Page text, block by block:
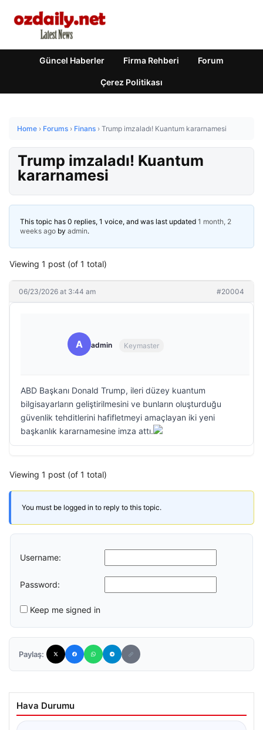
Güncel Haberler Firma Rehberi Forum
Çerez Politikası
Home › Forums › Finans › Trump imzaladı! Kuantum kararnamesi
Trump imzaladı! Kuantum
kararnamesi
This topic has 0 replies, 1 voice, and was last updated 1 month, 2
weeks ago by admin.
Viewing 1 post (of 1 total)
06/23/2026 at 3:44 am #20004
A admin Keymaster
ABD Başkanı Donald Trump, ileri düzey kuantum
bilgisayarların geliştirilmesini ve bunların oluşturduğu
güvenlik tehditlerini hafifletmeyi amaçlayan iki yeni
başkanlık kararnamesine imza attı.
Viewing 1 post (of 1 total)
You must be logged in to reply to this topic.
Username:
Password:
Keep me signed in
Paylaş:
Hava Durumu